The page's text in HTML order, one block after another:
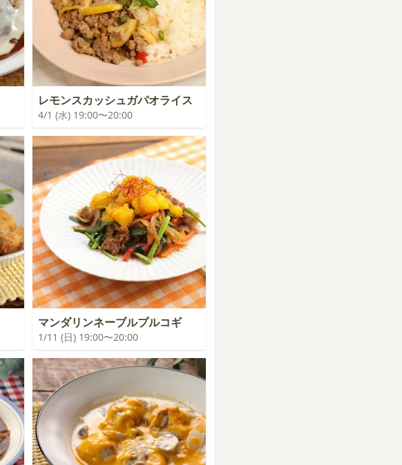
レモンスカッシュガパオライス
4/1 (水) 19:00〜20:00
マンダリンネーブルプルコギ
1/11 (日) 19:00〜20:00